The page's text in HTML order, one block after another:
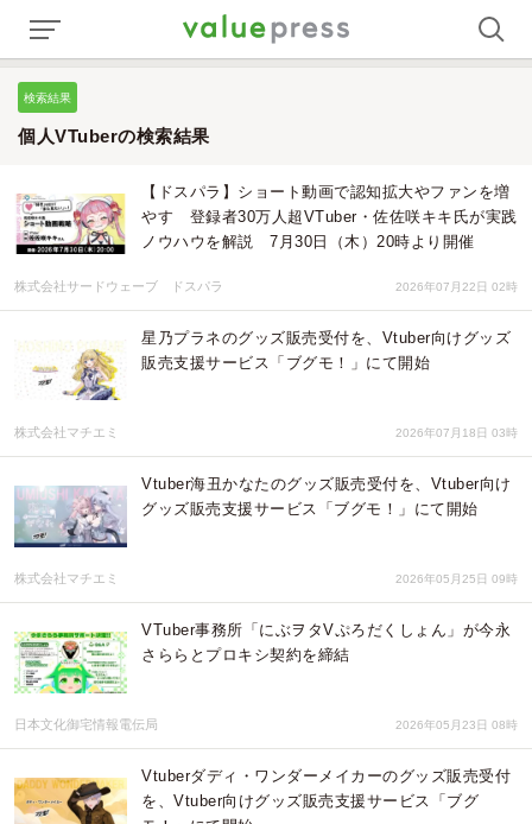
検索結果
個人VTuberの検索結果
【ドスパラ】ショート動画で認知拡大やファンを増
やす 登録者30万人超VTuber・佐佐咲キキ氏が実践
ノウハウを解説 7月30日（木）20時より開催
株式会社サードウェーブ ドスパラ 2026年07月22日 02時
星乃プラネのグッズ販売受付を、Vtuber向けグッズ
販売支援サービス「ブグモ！」にて開始
株式会社マチエミ 2026年07月18日 03時
Vtuber海丑かなたのグッズ販売受付を、Vtuber向け
グッズ販売支援サービス「ブグモ！」にて開始
株式会社マチエミ 2026年05月25日 09時
VTuber事務所「にぶヲタVぷろだくしょん」が今永
さららとプロキシ契約を締結
日本文化御宅情報電伝局 2026年05月23日 08時
Vtuberダディ・ワンダーメイカーのグッズ販売受付
を、Vtuber向けグッズ販売支援サービス「ブグ